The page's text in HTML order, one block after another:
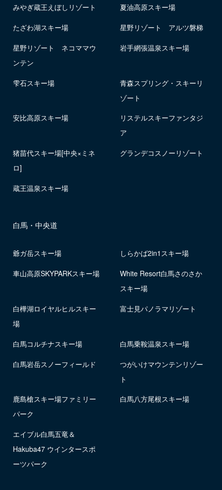
みやぎ蔵王えぼしリゾート 夏油高原スキー場
たざわ湖スキー場 星野リゾート アルツ磐梯
星野リゾート ネコママウ
ンテン
岩手網張温泉スキー場
雫石スキー場
青森スプリング・スキーリ
ゾート
安比高原スキー場
リステルスキーファンタジ
ア
猪苗代スキー場[中央×ミネ
ロ]
グランデコスノーリゾート
蔵王温泉スキー場
白馬・中央道
爺ガ岳スキー場 しらかば2in1スキー場
車山高原SKYPARKスキー場
White Resort白馬さのさか
スキー場
白樺湖ロイヤルヒルスキー
場
富士見パノラマリゾート
白馬コルチナスキー場 白馬乗鞍温泉スキー場
白馬岩岳スノーフィールド
つがいけマウンテンリゾー
ト
鹿島槍スキー場ファミリー
パーク
白馬八方尾根スキー場
エイブル白馬五竜＆
Hakuba47 ウインタースポ
ーツパーク